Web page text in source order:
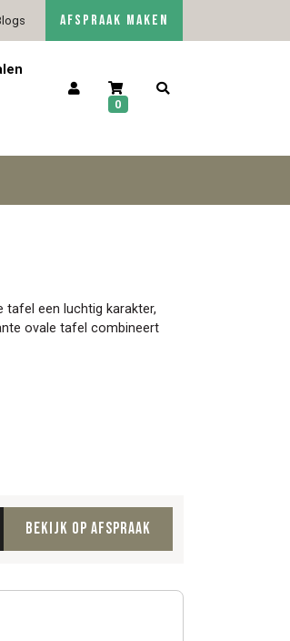
5/5 op Google Reviews
AFSPRAAK MAKEN
0
tafel een luchtig karakter,
ovale tafel combineert
Bekijk op afspraak